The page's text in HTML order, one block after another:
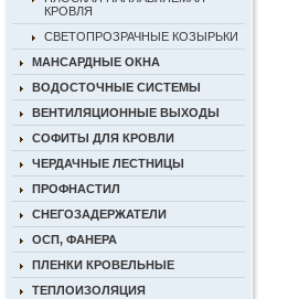
КРОВЛЯ
СВЕТОПРОЗРАЧНЫЕ КОЗЫРЬКИ
МАНСАРДНЫЕ ОКНА
ВОДОСТОЧНЫЕ СИСТЕМЫ
ВЕНТИЛЯЦИОННЫЕ ВЫХОДЫ
СОФИТЫ ДЛЯ КРОВЛИ
ЧЕРДАЧНЫЕ ЛЕСТНИЦЫ
ПРОФНАСТИЛ
СНЕГОЗАДЕРЖАТЕЛИ
ОСП, ФАНЕРА
ПЛЕНКИ КРОВЕЛЬНЫЕ
ТЕПЛОИЗОЛЯЦИЯ